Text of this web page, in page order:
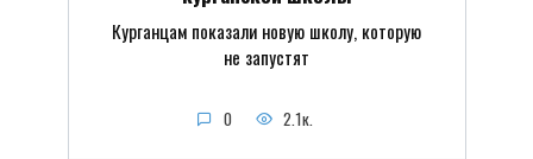
Курганцам показали новую школу, которую
не запустят
0 2.1к.